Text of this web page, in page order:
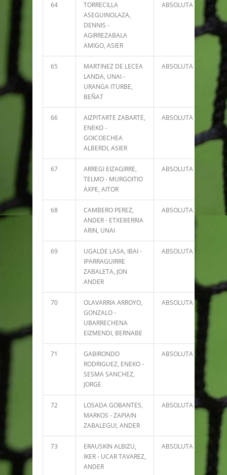
64
TORRECILLA
ASEGUINOLAZA,
DENNIS -
AGIRREZABALA
AMIGO, ASIER
ABSOLUTA 1516
65
MARTINEZ DE LECEA
LANDA, UNAI -
URANGA ITURBE,
BEÑAT
ABSOLUTA 1514
66
AIZPITARTE ZABARTE,
ENEKO -
GOICOECHEA
ALBERDI, ASIER
ABSOLUTA 1505
67
ARREGI EIZAGIRRE,
TELMO - MURGOITIO
AXPE, AITOR
ABSOLUTA 1496
68
CAMBERO PEREZ,
ANDER - ETXEBERRIA
ARIN, UNAI
ABSOLUTA
69
UGALDE LASA, IBAI -
IPARRAGUIRRE
ZABALETA, JON
ANDER
ABSOLUTA
70
OLAVARRIA ARROYO,
GONZALO -
UBARRECHENA
EIZMENDI, BERNABE
ABSOLUTA 1349
71
GABIRONDO
RODRIGUEZ, ENEKO -
SESMA SANCHEZ,
JORGE
ABSOLUTA
72
LOSADA GOBANTES,
MARKOS - ZAPIAIN
ZABALEGUI, ANDER
ABSOLUTA 1208
73
ERAUSKIN ALBIZU,
IKER - UCAR TAVAREZ,
ANDER
ABSOLUTA